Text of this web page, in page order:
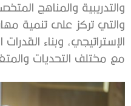
والتدريبية والمناهج
والتي تركز على تنمية
الإستراتيجي، وبناء
مع مختلف التحديات